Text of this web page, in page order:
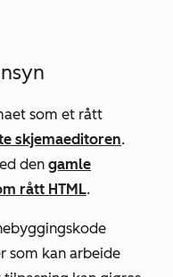
som et rått
skjemaeditoren.
den gamle
rått HTML.
som kan arbeide